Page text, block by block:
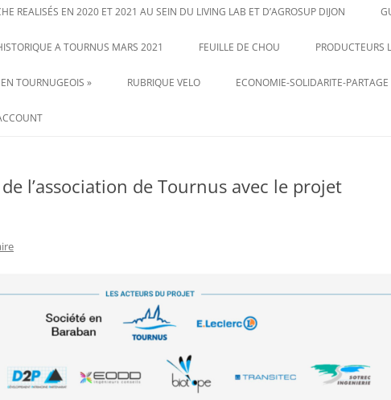
REALISÉS EN 2020 ET 2021 AU SEIN DU LIVING LAB ET D’AGROSUP DIJON
A TOURNUS MARS 2021
SUR
FEUILLE DE CHOU
FEUILLE DE CHOU DE TV N°8
FEUILLE DE CHOU N°6 –
PRODUCTEURS
VENTES
TOURNUGEOIS » RUBRIQUE VELO ECONOMIE-SOLIDARITE-
l’association de Tournus avec le projet